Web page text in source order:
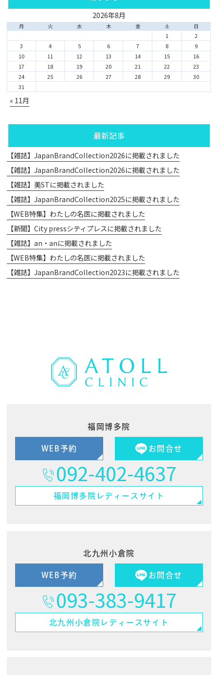
2026年8月
月 火 水 木 金 土 日
1
2
3
4 5 6 7 8
9
10
11 12 13 14 15
16
17
18 19 20 21 22
23
24
25 26 27 28 29
30
31
« 11月
最新記事
【雑誌】JapanBrandCollection2026に掲載されました
【雑誌】JapanBrandCollection2026に掲載されました
【雑誌】美STに掲載されました
【雑誌】JapanBrandCollection2025に掲載されました
【WEB特集】わたしの名医に掲載されました
【新聞】City pressシティプレスに掲載されました
【雑誌】an・anに掲載されました
【WEB特集】わたしの名医に掲載されました
【雑誌】JapanBrandCollection2023に掲載されました
福岡博多院
WEB予約 お問合せ
092-402-4637
福岡博多院 レディースサイト
北九州小倉院
WEB予約 お問合せ
093-383-9417
北九州小倉院 レディースサイト